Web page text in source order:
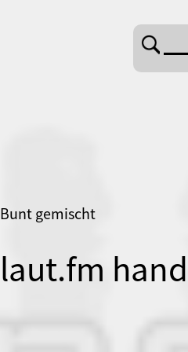
Bunt gemischt
laut.fm